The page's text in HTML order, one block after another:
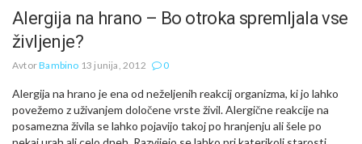
Alergija na hrano – Bo otroka spremljala vse
življenje?
AvtorBambino 13 junija, 2012 0
Alergija na hrano je ena od neželjenih reakcij organizma, ki jo lahko
povežemo z uživanjem določene vrste živil. Alergične reakcije na
posamezna živila se lahko pojavijo takoj po hranjenju ali šele po